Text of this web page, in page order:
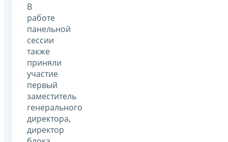
В
работе
панельной
сессии
также
приняли
участие
первый
заместитель
генерального
директора,
директор